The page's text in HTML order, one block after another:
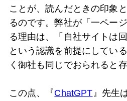
ことが、読んだときの印象
るのです。弊社が「一ペー
る理由は、「自社サイトは
という認識を前提にしてい
く御社も同じでおられると存
この点、『ChatGPT 』先生